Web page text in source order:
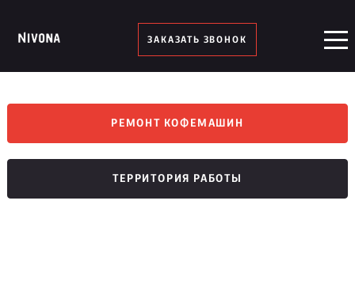
ЗАКАЗАТЬ ЗВОНОК
РЕМОНТ КОФЕМАШИН
ТЕРРИТОРИЯ РАБОТЫ